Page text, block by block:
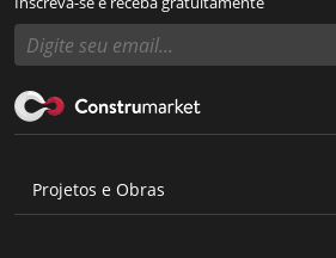
Projetos e Obras